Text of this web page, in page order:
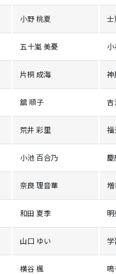
小野 桃夏 士
五十嵐 美憂 小
片桐 成海 神
舘 順子 吉
荒井 彩里 福
小池 百合乃
奈良 理音華 増
和田 夏季 明
山口 ゆい
横谷 楓 鳴